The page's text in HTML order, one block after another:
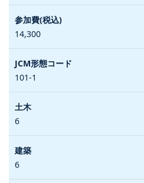
14,300
101-1
6
6